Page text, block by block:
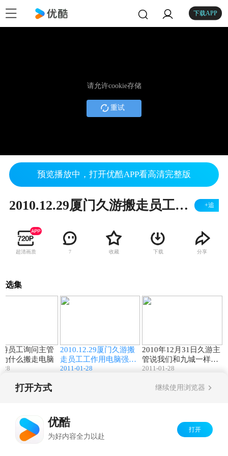
下载APP
请允许cookie存储
重试
预览播放中，打开优酷APP看高清完整版
2010.12.29厦门久游搬走员工工作用电脑强迫签解除劳动合同协议书 +追
超清画质 7 收藏 下载 分享
选集
员工询问主管
什么搬走电脑
28
2010.12.29厦门久游搬
走员工工作用电脑强迫
签解除劳动合同协议书
2011-01-28
2010年12月31日久游主
管说我们和九城一样是
不怕被骂的
2011-01-28
打开方式 继续使用浏览器
优酷
为好内容全力以赴
打开